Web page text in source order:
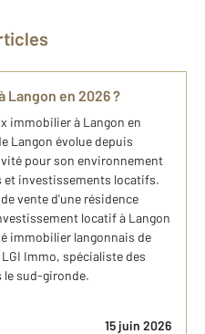
Langon en 2026 ?
immobilier à Langon en
Langon évolue depuis
pour son environnement
et investissements locatifs.
vente d'une résidence
locatif à​ Langon
​immobilier langonnais de
LGI Immo, spécialiste des
sud-gironde.
15 juin 2026